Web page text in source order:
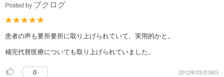
Posted by ブクログ
患者の声も要所要所に取り上げられていて、実用的かと。
補完代替医療についても取り上げられていました。
0 2012年03月08日